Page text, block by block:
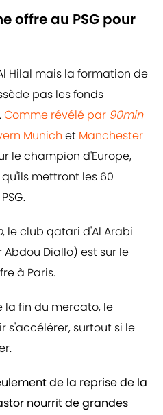
offre au PSG pour
Hilal mais la formation de
pas les fonds
Comme révélé par 90min
Munich et Manchester
le champion d'Europe,
mettront les 60
, le club qatari d'Al Arabi
Diallo) est sur le
à Paris.
la fin du mercato, le
s'accélérer, surtout si le
de la reprise de la
nourrit de grandes